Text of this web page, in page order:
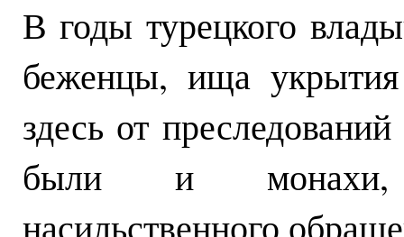
В годы турецкого
беженцы, ища
здесь от
были и монахи,
насильственного